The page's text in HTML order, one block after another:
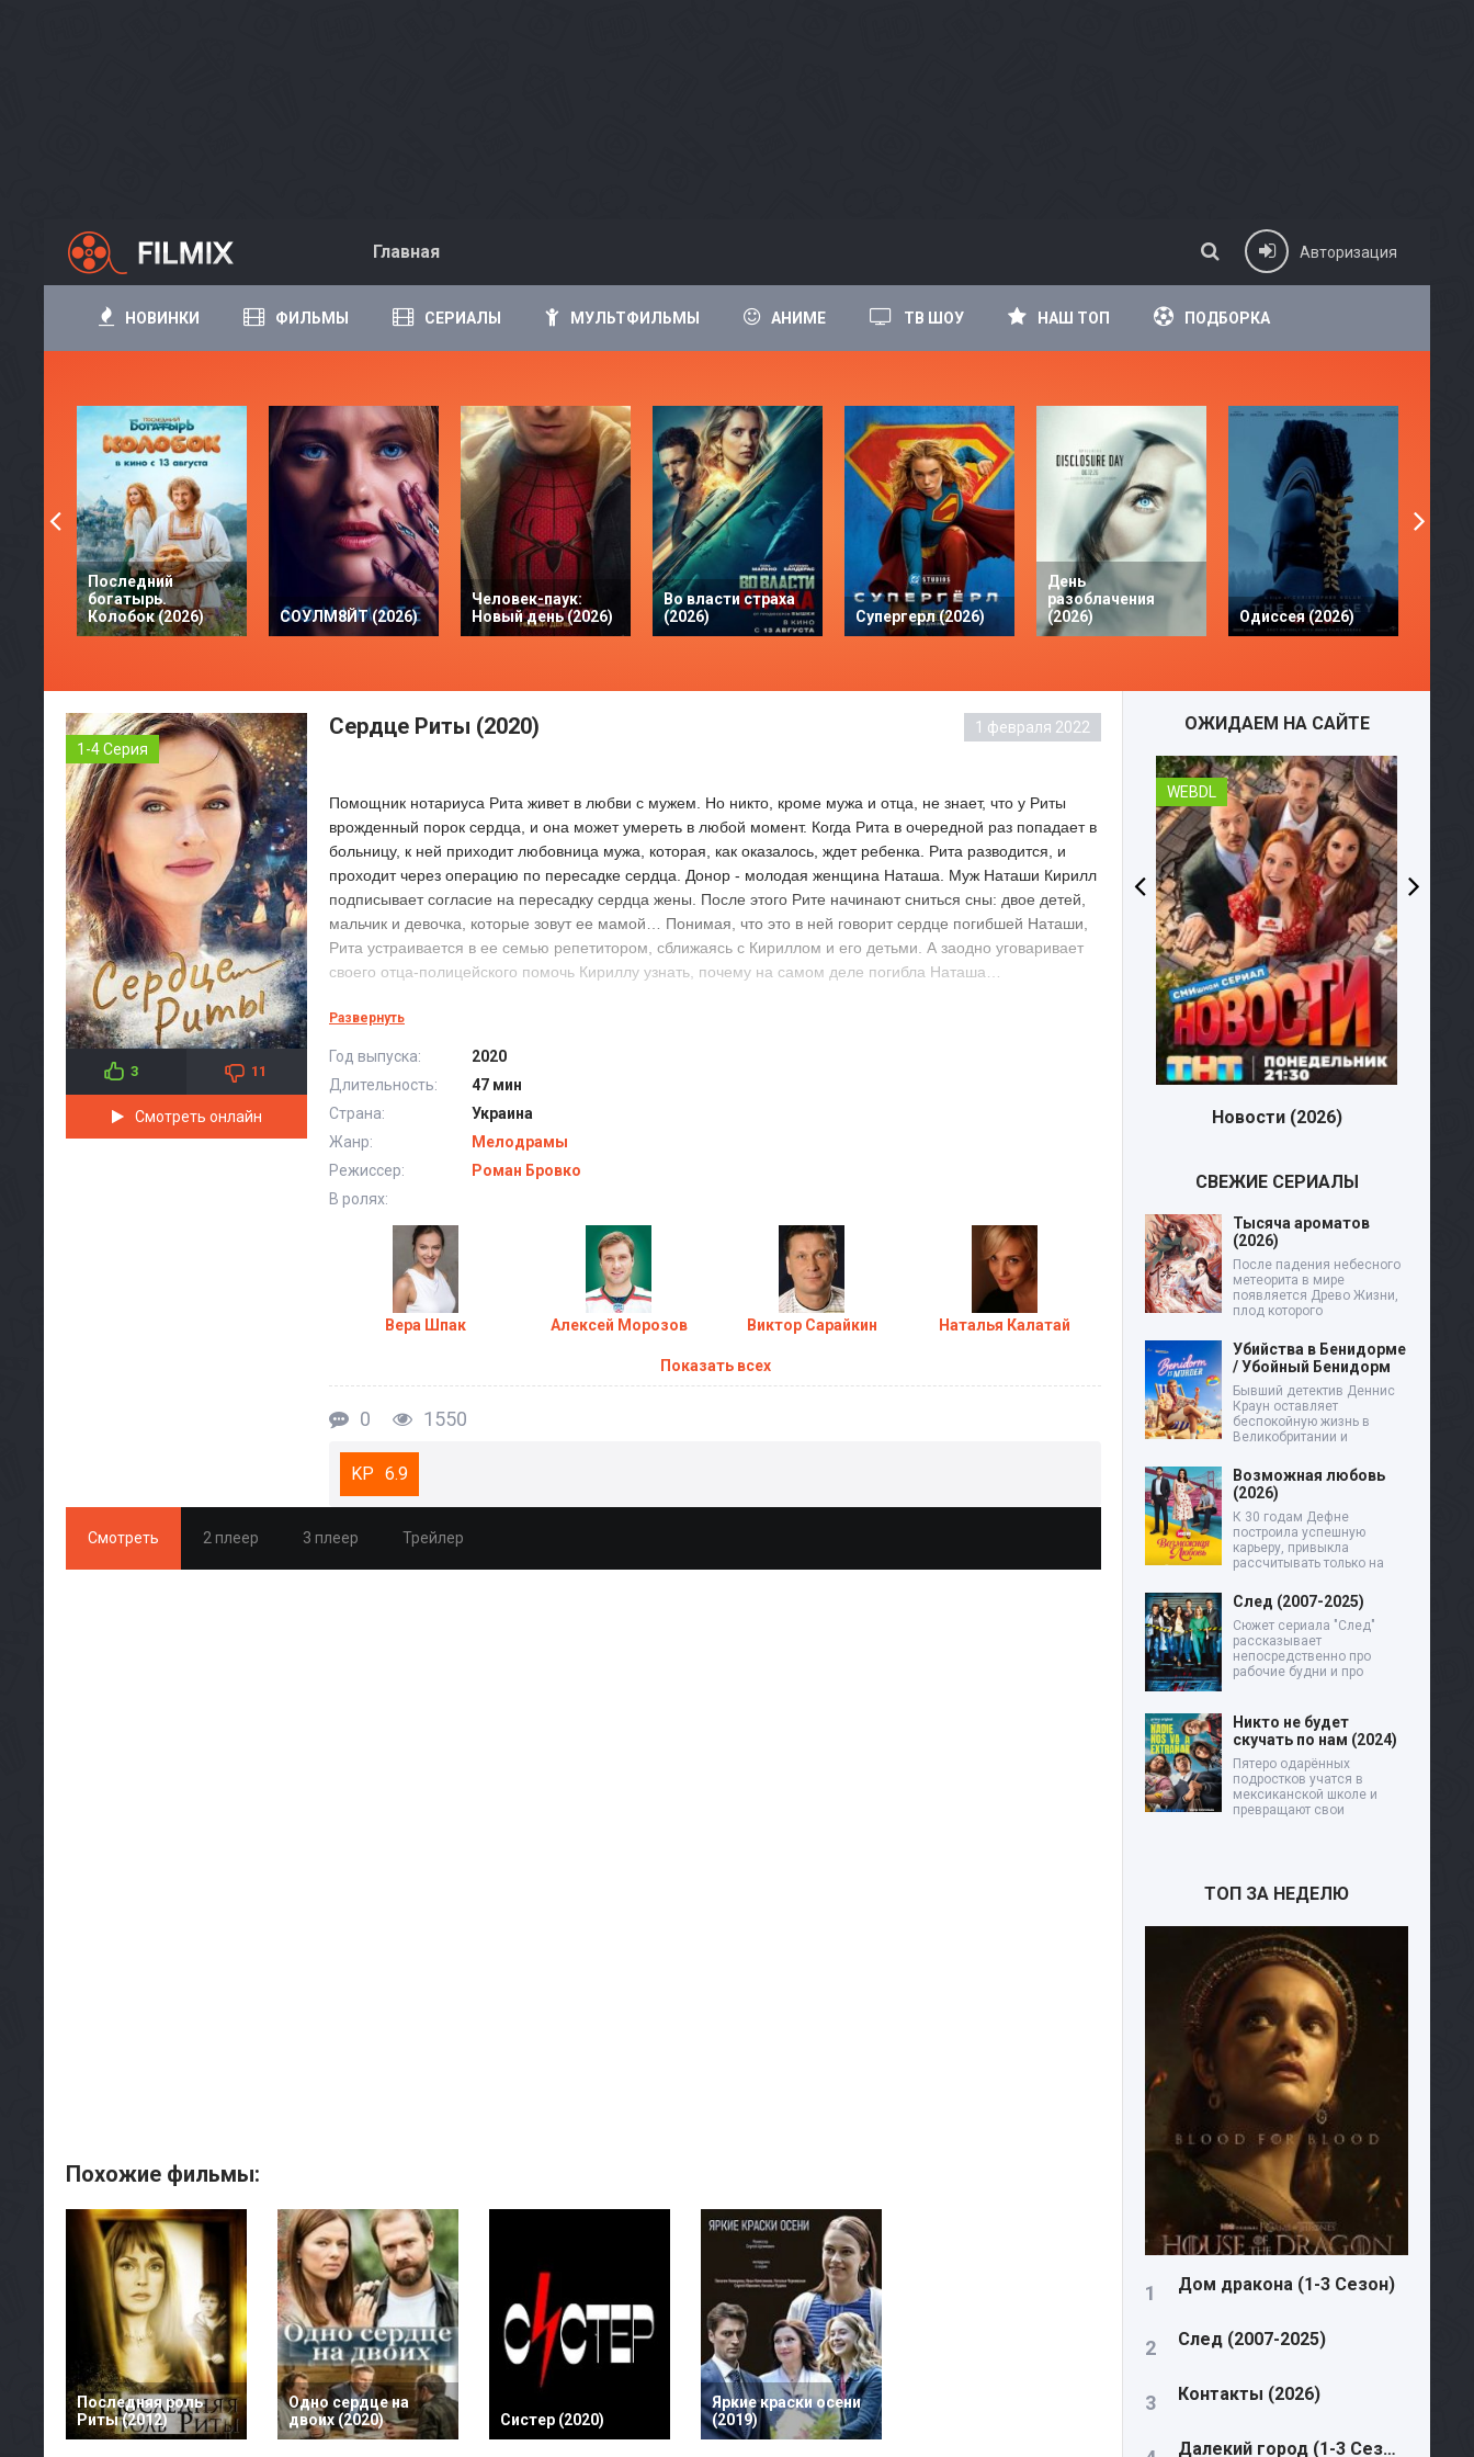
Главная Авторизация
НОВИНКИ ФИЛЬМЫ СЕРИАЛЫ МУЛЬТФИЛЬМЫ АНИМЕ ТВ ШОУ НАШ ТОП ПОДБОРКА
Последний
богатырь.
Колобок (2026)
СОУЛМ8ЙТ (2026)
Человек-паук:
Новый день (2026)
Во власти страха
(2026)
Супергерл (2026)
День
разоблачения
(2026)
Одиссея (2026)
1-4 Серия
3 11
Смотреть онлайн
Сердце Риты (2020) 1 февраля 2022
Помощник нотариуса Рита живет в любви с мужем. Но никто, кроме мужа и отца, не знает, что у Риты
врожденный порок сердца, и она может умереть в любой момент. Когда Рита в очередной раз попадает в
больницу, к ней приходит любовница мужа, которая, как оказалось, ждет ребенка. Рита разводится, и
проходит через операцию по пересадке сердца. Донор - молодая женщина Наташа. Муж Наташи Кирилл
подписывает согласие на пересадку сердца жены. После этого Рите начинают сниться сны: двое детей,
мальчик и девочка, которые зовут ее мамой… Понимая, что это в ней говорит сердце погибшей Наташи,
Рита устраивается в ее семью репетитором, сближаясь с Кириллом и его детьми. А заодно уговаривает
своего отца-полицейского помочь Кириллу узнать, почему на самом деле погибла Наташа…
Развернуть
Год выпуска:
2020
Длительность:
47 мин
Страна:
Украина
Жанр:
Мелодрамы
Режиссер:
Роман Бровко
В ролях:
Вера Шпак Алексей Морозов Виктор Сарайкин Наталья Калатай
Показать всех
0 1550
6.9
Смотреть 2 плеер 3 плеер Трейлер
Похожие фильмы:
Последняя роль
Риты (2012)
Одно сердце на
двоих (2020)
Систер (2020)
Яркие краски осени
(2019)
ОЖИДАЕМ НА САЙТЕ
WEBDL
Малой (2026)
СВЕЖИЕ СЕРИАЛЫ
Тысяча ароматов
(2026)
После падения небесного
метеорита в мире
появляется Древо Жизни,
плод которого
Убийства в Бенидорме
/ Убойный Бенидорм
Бывший детектив Деннис
Краун оставляет
беспокойную жизнь в
Великобритании и
Возможная любовь
(2026)
К 30 годам Дефне
построила успешную
карьеру, привыкла
рассчитывать только на
След (2007-2025)
Сюжет сериала "След"
рассказывает
непосредственно про
рабочие будни и про
Никто не будет
скучать по нам (2024)
Пятеро одарённых
подростков учатся в
мексиканской школе и
превращают свои
ТОП ЗА НЕДЕЛЮ
Дом дракона (1-3 Сезон)
След (2007-2025)
Контакты (2026)
Далекий город (1-3 Сезон)